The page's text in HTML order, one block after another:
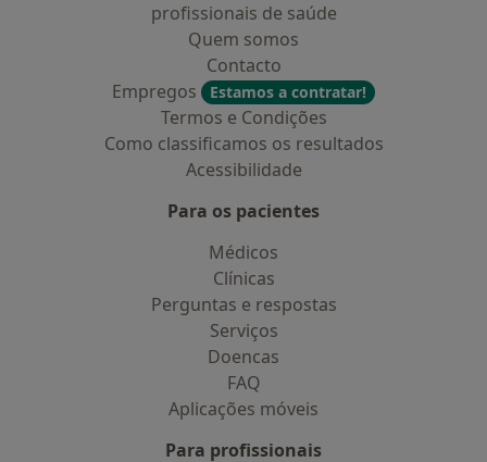
profissionais de saúde
Quem somos
Contacto
Empregos
Estamos a contratar!
Termos e Condições
Como classificamos os resultados
Acessibilidade
Para os pacientes
Médicos
Clínicas
Perguntas e respostas
Serviços
Doencas
FAQ
Aplicações móveis
Para profissionais